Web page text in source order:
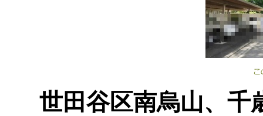
世田谷区南烏山、千